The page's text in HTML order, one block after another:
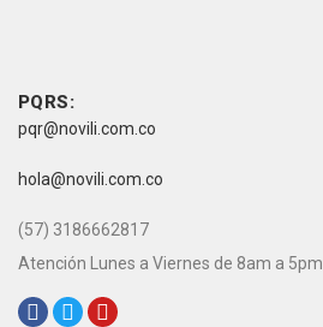
PQRS:
pqr@novili.com.co
hola@novili.com.co
(57) 3186662817
Atención Lunes a Viernes de 8am a 5pm